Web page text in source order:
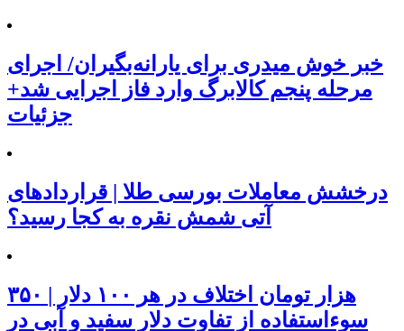
خبر خوش میدری برای یارانه‌بگیران/ اجرای
مرحله پنجم کالابرگ وارد فاز اجرایی شد+
جزئیات
درخشش معاملات بورسی طلا | قراردادهای
آتی شمش نقره به کجا رسید؟
۳۵۰ هزار تومان اختلاف در هر ۱۰۰ دلار |
سوءاستفاده از تفاوت دلار سفید و آبی در